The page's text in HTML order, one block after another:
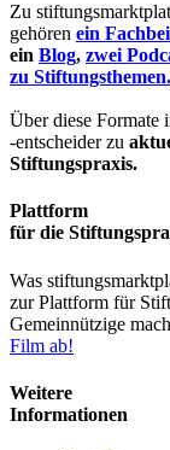
Zu
gehören ein
ein Blog, zwei
zu Stiftungsthemen.
Über diese Formate
-entscheider zu
Stiftungspraxis.
Plattform
für die
Was
zur Plattform für
Gemeinnützige
Film ab!
Weitere
Informationen